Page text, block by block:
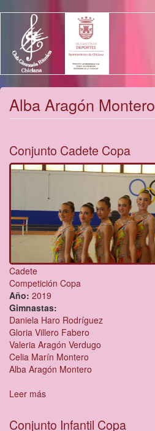
contenido
principal
Alba Aragón Montero
Conjunto Cadete Copa
Cadete
Competición Copa
Año: 2019
Gimnastas:
Daniela Haro Rodríguez
Gloria Villero Fabero
Valeria Aragón Verdugo
Celia Marín Montero
Alba Aragón Montero
Leer más
Cadete
Conjunto Infantil Copa